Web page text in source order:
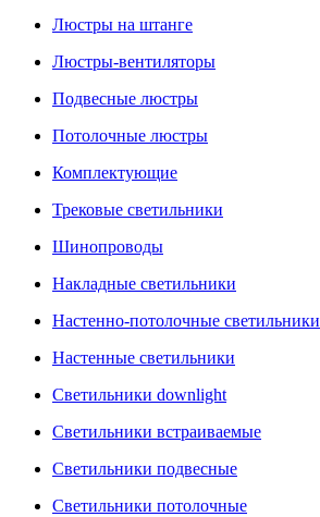
Люстры на штанге
Люстры-вентиляторы
Подвесные люстры
Потолочные люстры
Комплектующие
Трековые светильники
Шинопроводы
Накладные светильники
Настенно-потолочные светильники
Настенные светильники
Светильники downlight
Светильники встраиваемые
Светильники подвесные
Светильники потолочные